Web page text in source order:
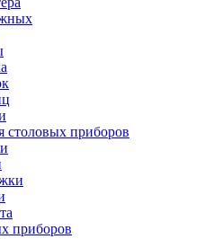
столовых приборов
приборов